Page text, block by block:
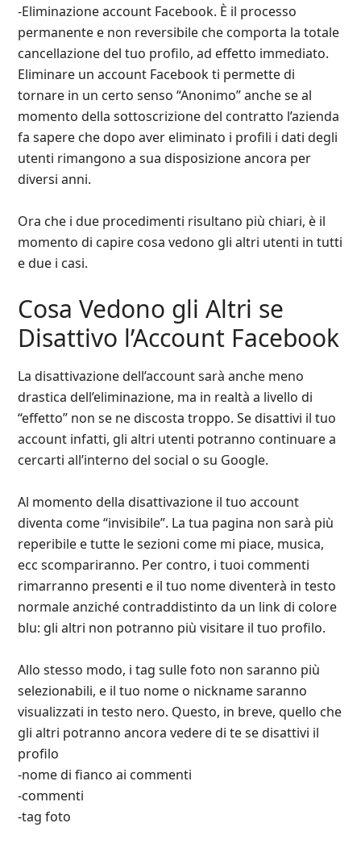
-Eliminazione account Facebook. È il processo
permanente e non reversibile che comporta la totale
cancellazione del tuo profilo, ad effetto immediato.
Eliminare un account Facebook ti permette di
tornare in un certo senso “Anonimo” anche se al
momento della sottoscrizione del contratto l’azienda
fa sapere che dopo aver eliminato i profili i dati degli
utenti rimangono a sua disposizione ancora per
diversi anni.
Ora che i due procedimenti risultano più chiari, è il
momento di capire cosa vedono gli altri utenti in tutti
e due i casi.
Cosa Vedono gli Altri se
Disattivo l’Account Facebook
La disattivazione dell’account sarà anche meno
drastica dell’eliminazione, ma in realtà a livello di
“effetto” non se ne discosta troppo. Se disattivi il tuo
account infatti, gli altri utenti potranno continuare a
cercarti all’interno del social o su Google.
Al momento della disattivazione il tuo account
diventa come “invisibile”. La tua pagina non sarà più
reperibile e tutte le sezioni come mi piace, musica,
ecc scompariranno. Per contro, i tuoi commenti
rimarranno presenti e il tuo nome diventerà in testo
normale anziché contraddistinto da un link di colore
blu: gli altri non potranno più visitare il tuo profilo.
Allo stesso modo, i tag sulle foto non saranno più
selezionabili, e il tuo nome o nickname saranno
visualizzati in testo nero. Questo, in breve, quello che
gli altri potranno ancora vedere di te se disattivi il
profilo
-nome di fianco ai commenti
-commenti
-tag foto